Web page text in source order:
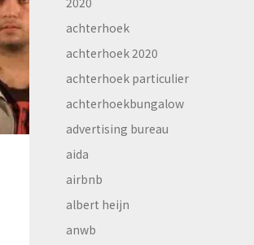
achterhoek
achterhoek 2020
achterhoek particulier
achterhoekbungalow
advertising bureau
aida
airbnb
albert heijn
anwb